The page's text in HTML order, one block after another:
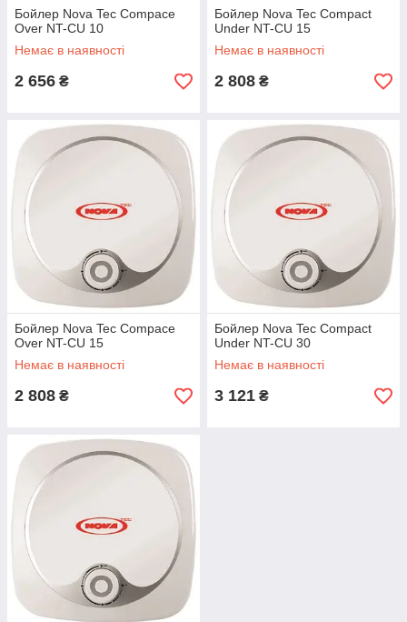
Бойлер Nova Tec Compace
Over NT-CU 10
Немає в наявності
2 656 ₴
Бойлер Nova Tec Compact
Under NT-CU 15
Немає в наявності
2 808 ₴
Бойлер Nova Tec Compace
Over NT-CU 15
Немає в наявності
2 808 ₴
Бойлер Nova Tec Compact
Under NT-CU 30
Немає в наявності
3 121 ₴